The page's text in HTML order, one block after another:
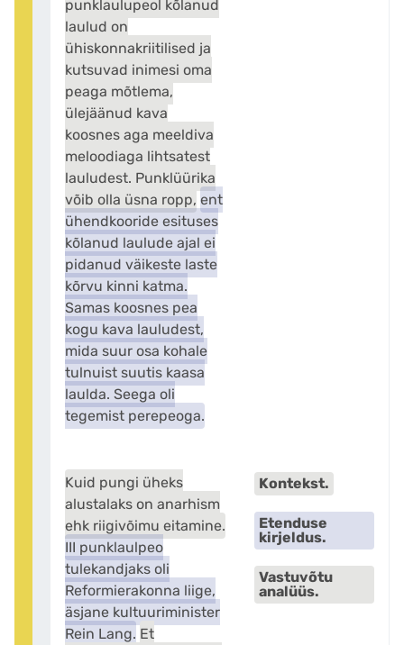
punklaulupeol kõlanud
laulud on
ühiskonnakriitilised ja
kutsuvad inimesi oma
peaga mõtlema,
ülejäänud kava
koosnes aga meeldiva
meloodiaga lihtsatest
lauludest. Punklüürika
võib olla üsna ropp, ent
ühendkooride esituses
kõlanud laulude ajal ei
pidanud väikeste laste
kõrvu kinni katma.
Samas koosnes pea
kogu kava lauludest,
mida suur osa kohale
tulnuist suutis kaasa
laulda. Seega oli
tegemist perepeoga.
Kuid pungi üheks
alustalaks on anarhism
ehk riigivõimu eitamine.
III punklaulpeo
tulekandjaks oli
Reformierakonna liige,
äsjane kultuuriminister
Rein Lang. Et
Kontekst.
Etenduse
kirjeldus.
Vastuvõtu
analüüs.